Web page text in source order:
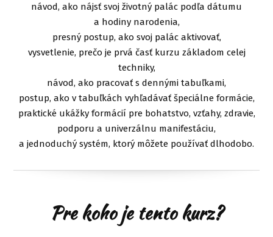
návod, ako nájsť svoj životný palác podľa dátumu
a hodiny narodenia,
presný postup, ako svoj palác aktivovať,
vysvetlenie, prečo je prvá časť kurzu základom celej
techniky,
návod, ako pracovať s dennými tabuľkami,
postup, ako v tabuľkách vyhľadávať špeciálne formácie,
praktické ukážky formácií pre bohatstvo, vzťahy, zdravie,
podporu a univerzálnu manifestáciu,
a jednoduchý systém, ktorý môžete používať dlhodobo.
Pre koho je tento kurz?